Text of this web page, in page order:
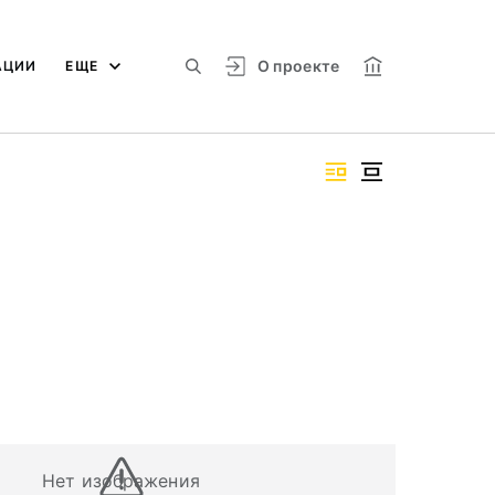
О проекте
ЕЩЕ
Нет изображения